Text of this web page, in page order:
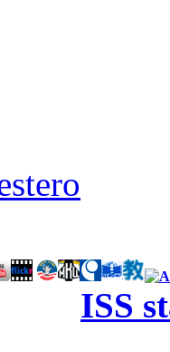
ISS